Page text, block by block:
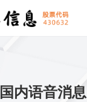
国内语音消息